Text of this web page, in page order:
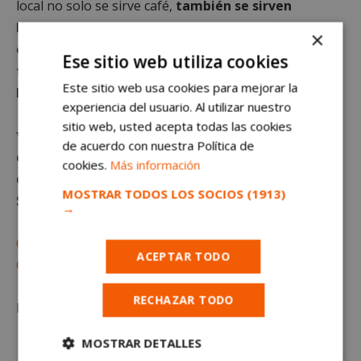
local no solo se sirve café, también se sirven
historias y emociones en cada taza. Confirman que
cada aroma tiene un nombre, cada sabor, una
fuerza y cada mujer que inspira este lugar, deja
huella en tu paladar.
*Queda terminantemente prohibido el uso o
distribución sin previo consentimiento del texto o
de las imágenes que aparecen en este artículo.
Suscríbete gratis al
Canal de WhatsApp
Canal de Telegram
La actualidad de Móstolesen mostoleshoy.com
×
Ese sitio web utiliza cookies
Este sitio web usa cookies para mejorar la
experiencia del usuario. Al utilizar nuestro
sitio web, usted acepta todas las cookies
de acuerdo con nuestra Política de
cookies. Más información
MOSTRAR TODOS LOS SOCIOS (1913)
→
ACEPTAR TODO
RECHAZAR TODO
MOSTRAR DETALLES